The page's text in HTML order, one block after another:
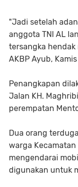
"Jadi setelah
anggota TNI AL
tersangka
AKBP Ayub,
Penangkapan
Jalan KH.
perempatan
Dua orang
warga
mengendarai
digunakan untuk